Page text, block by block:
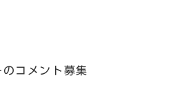
コメント募集